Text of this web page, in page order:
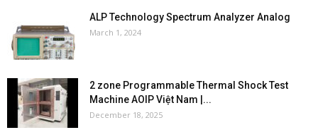
ALP Technology Spectrum Analyzer Analog
March 1, 2024
2 zone Programmable Thermal Shock Test
Machine AOIP Việt Nam |...
December 18, 2025